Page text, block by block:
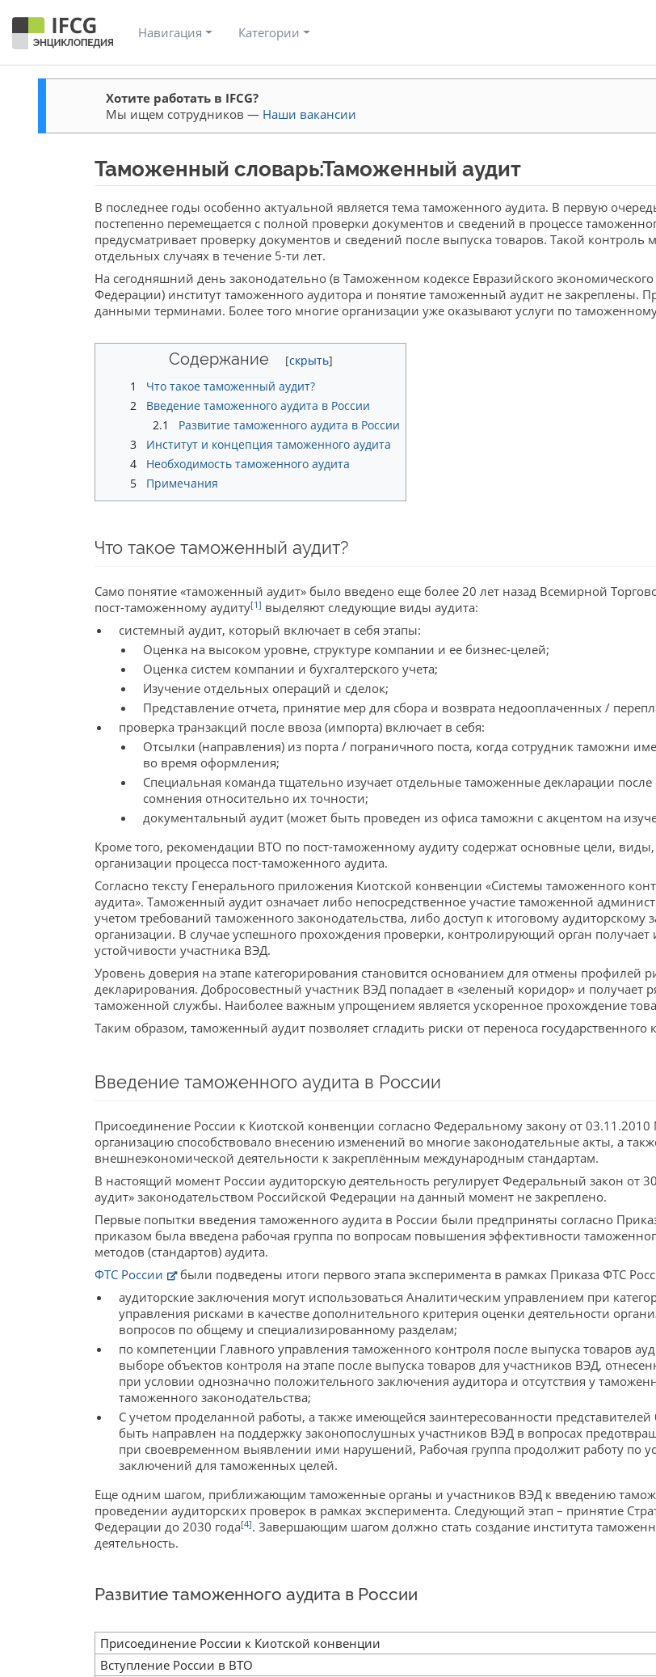
Навигация Категории
Хотите работать в IFCG?
Мы ищем сотрудников — Наши вакансии
Таможенный словарь:Таможенный аудит
Перейти к:навигация,поиск
В последнее годы особенно актуальной является тема таможенного аудита. В первую
постепенно перемещается с полной проверки документов и сведений в процессе
предусматривает проверку документов и сведений после выпуска товаров. Такой контроль
отдельных случаях в течение 5-ти лет.
На сегодняшний день законодательно (в Таможенном кодексе Евразийского
Федерации) институт таможенного аудитора и понятие таможенный аудит не закреплены.
данными терминами. Более того многие организации уже оказывают услуги по
Содержание
1
Что такое таможенный аудит?
2
Введение таможенного аудита в России
2.1
Развитие таможенного аудита в России
3
Институт и концепция таможенного аудита
4
Необходимость таможенного аудита
5
Примечания
Что такое таможенный аудит?
Само понятие «таможенный аудит» было введено еще более 20 лет назад Всемирной
пост-таможенному аудиту[1] выделяют следующие виды аудита:
системный аудит, который включает в себя этапы:
Оценка на высоком уровне, структуре компании и ее бизнес-целей;
Оценка систем компании и бухгалтерского учета;
Изучение отдельных операций и сделок;
Представление отчета, принятие мер для сбора и возврата недооплаченных /
проверка транзакций после ввоза (импорта) включает в себя:
Отсылки (направления) из порта / пограничного поста, когда сотрудник таможни
во время оформления;
Специальная команда тщательно изучает отдельные таможенные декларации
сомнения относительно их точности;
документальный аудит (может быть проведен из офиса таможни с акцентом на
Кроме того, рекомендации ВТО по пост-таможенному аудиту содержат основные цели,
организации процесса пост-таможенного аудита.
Согласно тексту Генерального приложения Киотской конвенции «Системы таможенного
аудита». Таможенный аудит означает либо непосредственное участие таможенной
учетом требований таможенного законодательства, либо доступ к итоговому
организации. В случае успешного прохождения проверки, контролирующий орган
устойчивости участника ВЭД.
Уровень доверия на этапе категорирования становится основанием для отмены профилей
декларирования. Добросовестный участник ВЭД попадает в «зеленый коридор» и
таможенной службы. Наиболее важным упрощением является ускоренное прохождение
Таким образом, таможенный аудит позволяет сгладить риски от переноса государственного
Введение таможенного аудита в России
Присоединение России к Киотской конвенции согласно Федеральному закону от
организацию способствовало внесению изменений во многие законодательные акты, а
внешнеэкономической деятельности к закреплённым международным стандартам.
В настоящий момент России аудиторскую деятельность регулирует Федеральный закон от
аудит» законодательством Российской Федерации на данный момент не закреплено.
Первые попытки введения таможенного аудита в России были предприняты согласно
приказом была введена рабочая группа по вопросам повышения эффективности
методов (стандартов) аудита.
ФТС России
были подведены итоги первого этапа эксперимента в рамках Приказа ФТС
аудиторские заключения могут использоваться Аналитическим управлением при
управления рисками в качестве дополнительного критерия оценки деятельности
вопросов по общему и специализированному разделам;
по компетенции Главного управления таможенного контроля после выпуска товаров
выборе объектов контроля на этапе после выпуска товаров для участников ВЭД,
при условии однозначно положительного заключения аудитора и отсутствия у
таможенного законодательства;
С учетом проделанной работы, а также имеющейся заинтересованности
быть направлен на поддержку законопослушных участников ВЭД в вопросах
при своевременном выявлении ими нарушений, Рабочая группа продолжит работу по
заключений для таможенных целей.
Еще одним шагом, приближающим таможенные органы и участников ВЭД к введению
проведении аудиторских проверок в рамках эксперимента. Следующий этап – принятие
Федерации до 2030 года[4]. Завершающим шагом должно стать создание института
деятельность.
Развитие таможенного аудита в России
Присоединение России к Киотской конвенции
Вступление России в ВТО